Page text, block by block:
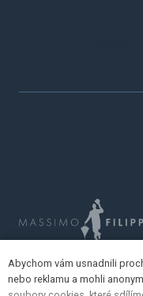
Abychom vám usnadnili
nebo reklamu a mohli